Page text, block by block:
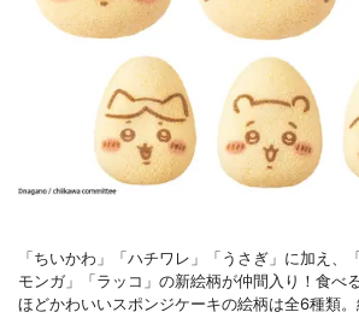
「ちいかわ」「ハチワレ」「うさぎ」に加え、
モンガ」「ラッコ」の新絵柄が仲間入り！食べ
ほどかわいいスポンジケーキの絵柄は全6種類。